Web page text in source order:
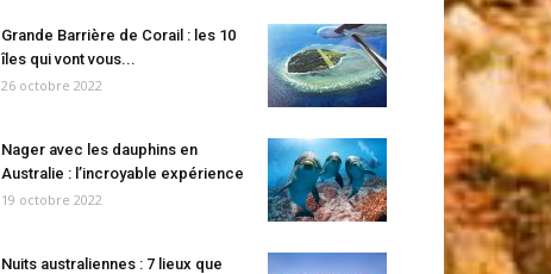
Grande Barrière de Corail : les 10
îles qui vont vous...
26 octobre 2022
Nager avec les dauphins en
Australie : l’incroyable expérience
19 octobre 2022
Nuits australiennes : 7 lieux que